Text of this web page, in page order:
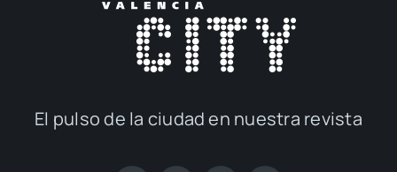
El pul­so de la ciu­dad en nues­tra revis­ta